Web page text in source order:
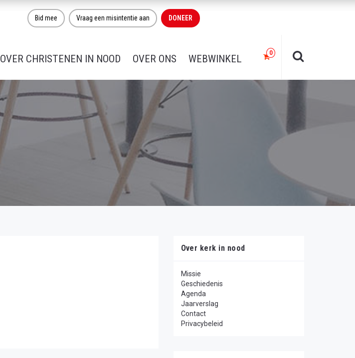
Bid mee Vraag een misintentie aan DONEER
OVER CHRISTENEN IN NOOD OVER ONS WEBWINKEL
Over kerk in nood
Missie
Geschiedenis
Agenda
Jaarverslag
Contact
Privacybeleid